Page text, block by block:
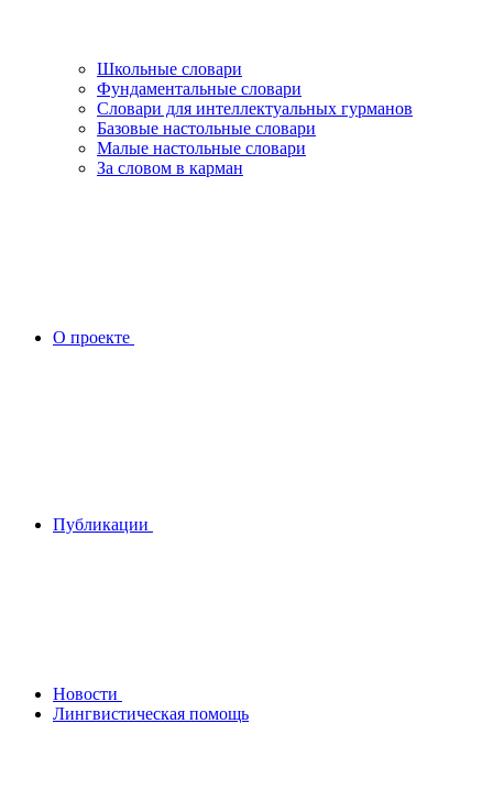
Школьные словари
Фундаментальные словари
Словари для интеллектуальных гурманов
Базовые настольные словари
Малые настольные словари
За словом в карман
О проекте
Публикации
Новости
Лингвистическая помощь